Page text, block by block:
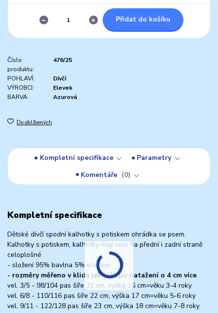
Přidat do košíku
Číslo
produktu:
476/25
POHLAVÍ:
Dívčí
VÝROBCI:
Elevek
BARVA:
Azurová
Do oblíbených
Kompletní specifikace
Parametry
Komentáře
0
Kompletní specifikace
Dětské dívčí spodní kalhotky s potiskem ohrádka se psem.
Kalhotky s potiskem, kalhotky mají vzor na přední i zadní straně
celoplošné
- složení 95% bavlna 5% elasten
- rozměry měřeno v klidu jak leží, po natažení o 4 cm více
vel. 3/5 - 98/104 pas šíře 21 cm, výška 16 cm=věku 3-4 roky
vel. 6/8 - 110/116 pas šíře 22 cm, výška 17 cm=věku 5-6 roky
vel. 9/11 - 122/128 pas šíře 23 cm, výška 18 cm=věku 7-8 roky